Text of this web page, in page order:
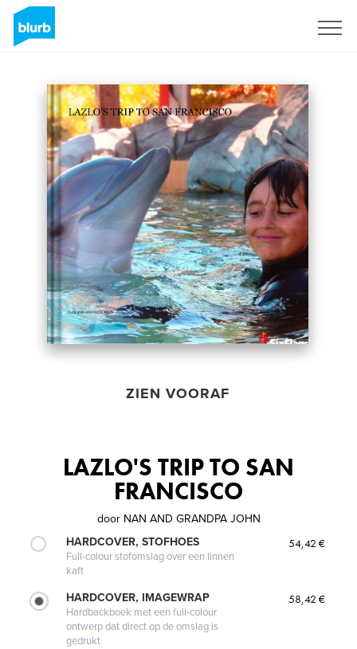
ZIEN VOORAF
LAZLO'S TRIP TO SAN
FRANCISCO
door NAN AND GRANDPA JOHN
HARDCOVER, STOFHOES
Full-colour stofomslag over een linnen
kaft
54,42 €
HARDCOVER, IMAGEWRAP
Hardbackboek met een full-colour
ontwerp dat direct op de omslag is
gedrukt
58,42 €